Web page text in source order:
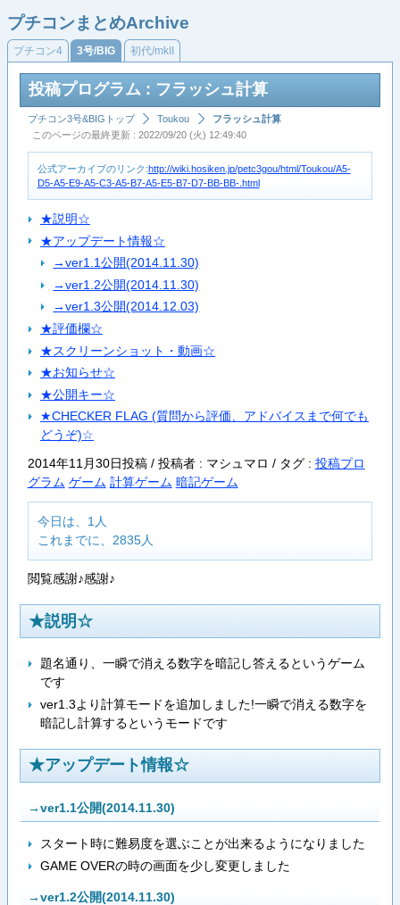
プチコンまとめArchive
プチコン4 3号/BIG 初代/mkII
投稿プログラム : フラッシュ計算
プチコン3号&BIGトップ Toukou
フラッシュ計算
このページの最終更新 : 2022/09/20 (火) 12:49:40
公式アーカイブのリンク:http://wiki.hosiken.jp/petc3gou/html/Toukou/A5-
D5-A5-E9-A5-C3-A5-B7-A5-E5-B7-D7-BB-BB-.html
★説明☆
★アップデート情報☆
→ver1.1公開(2014.11.30)
→ver1.2公開(2014.11.30)
→ver1.3公開(2014.12.03)
★評価欄☆
★スクリーンショット・動画☆
★お知らせ☆
★公開キー☆
★CHECKER FLAG (質問から評価、アドバイスまで何でも
どうぞ)☆
2014年11月30日投稿 / 投稿者 : マシュマロ / タグ : 投稿プロ
グラム ゲーム 計算ゲーム 暗記ゲーム
今日は、1人
これまでに、2835人
閲覧感謝♪感謝♪
★説明☆
題名通り、一瞬で消える数字を暗記し答えるというゲーム
です
ver1.3より計算モードを追加しました!一瞬で消える数字を
暗記し計算するというモードです
★アップデート情報☆
→ver1.1公開(2014.11.30)
スタート時に難易度を選ぶことが出来るようになりました
GAME OVERの時の画面を少し変更しました
→ver1.2公開(2014.11.30)